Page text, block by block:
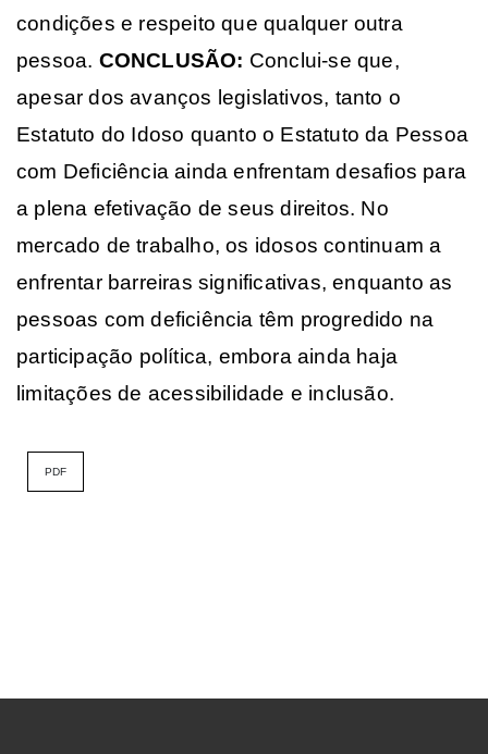
condições e respeito que qualquer outra
pessoa. CONCLUSÃO: Conclui-se que,
apesar dos avanços legislativos, tanto o
Estatuto do Idoso quanto o Estatuto da Pessoa
com Deficiência ainda enfrentam desafios para
a plena efetivação de seus direitos. No
mercado de trabalho, os idosos continuam a
enfrentar barreiras significativas, enquanto as
pessoas com deficiência têm progredido na
participação política, embora ainda haja
limitações de acessibilidade e inclusão.
PDF